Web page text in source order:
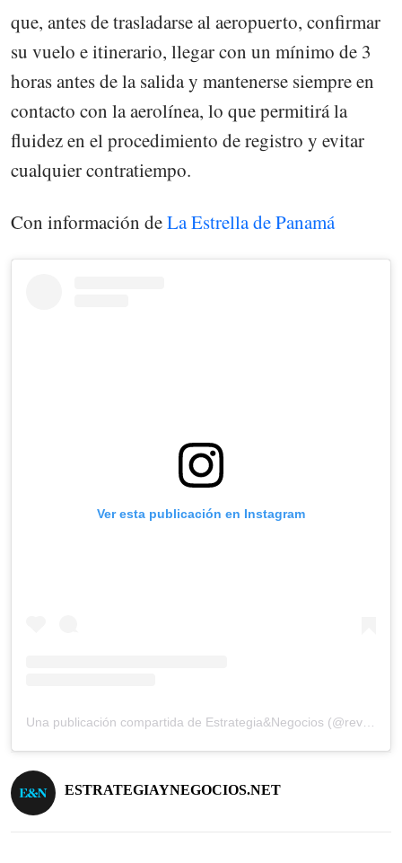
que, antes de trasladarse al aeropuerto, confirmar
su vuelo e itinerario, llegar con un mínimo de 3
horas antes de la salida y mantenerse siempre en
contacto con la aerolínea, lo que permitirá la
fluidez en el procedimiento de registro y evitar
cualquier contratiempo.
Con información deLa Estrella de Panamá
Ver esta publicación en Instagram
ESTRATEGIAYNEGOCIOS.NET